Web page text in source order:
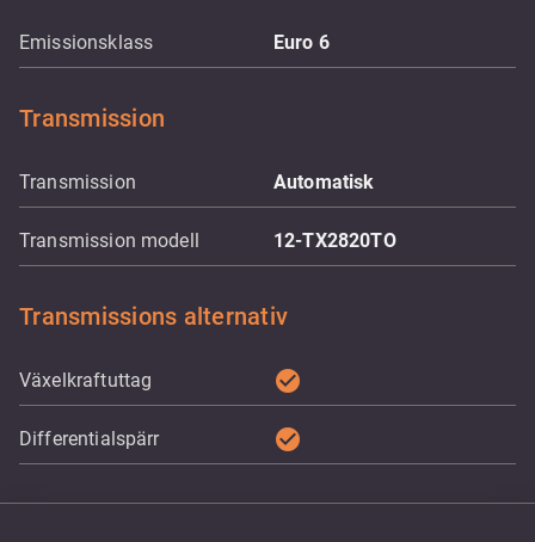
Emissionsklass Euro 6
Transmission
Transmission Automatisk
Transmission modell 12-TX2820TO
Transmissions alternativ
Växelkraftuttag check_circle
Differentialspärr check_circle